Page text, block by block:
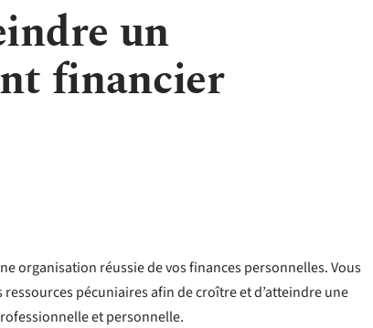
un
financier
organisation réussie de vos finances personnelles. Vous
pécuniaires afin de croître et d’atteindre une
et personnelle.